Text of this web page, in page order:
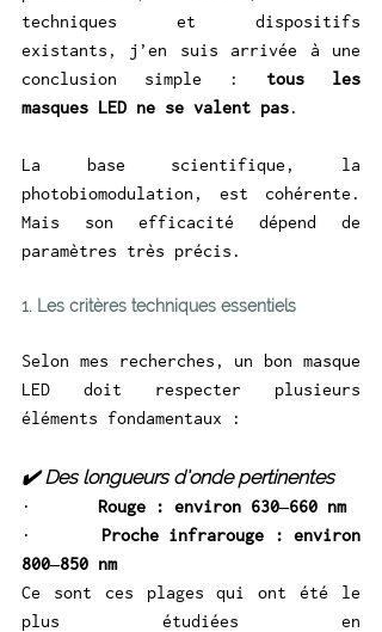
techniques et dispositifs
existants, j’en suis arrivée à une
conclusion simple : tous les
masques LED ne se valent pas.
La base scientifique, la
photobiomodulation, est cohérente.
Mais son efficacité dépend de
paramètres très précis.
1. Les critères techniques essentiels
Selon mes recherches, un bon masque
LED doit respecter plusieurs
éléments fondamentaux :
✔️ Des longueurs d’onde pertinentes
· Rouge : environ 630–660 nm
· Proche infrarouge : environ
800–850 nm
Ce sont ces plages qui ont été le
plus étudiées en